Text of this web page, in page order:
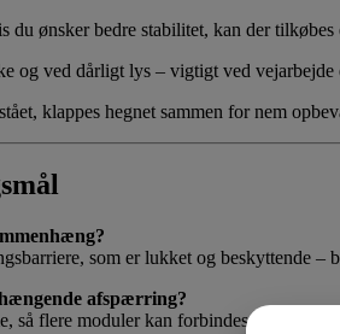
ønsker bedre stabilitet, kan der tilkøbes
og ved dårligt lys – vigtigt ved
klappes hegnet sammen for nem
som er lukket og beskyttende
afspærring?
så flere moduler kan forbindes og udgøre